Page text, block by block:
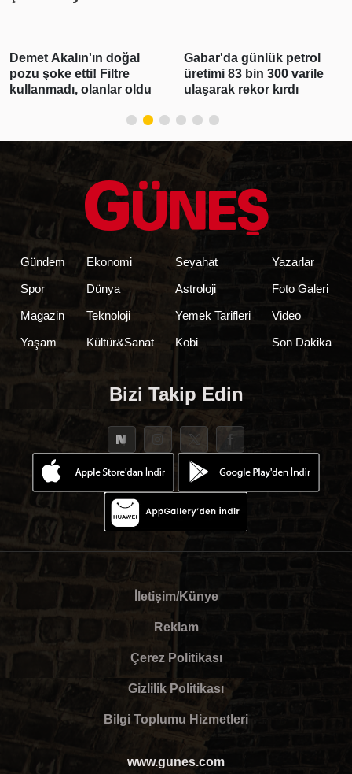
Demet Akalın'ın doğal
pozu şoke etti! Filtre
kullanmadı, olanlar oldu
Gabar'da günlük petrol
üretimi 83 bin 300 varile
ulaşarak rekor kırdı
Gündem
Spor
Magazin
Yaşam
Ekonomi
Dünya
Teknoloji
Kültür&Sanat
Seyahat
Astroloji
Yemek Tarifleri
Kobi
Yazarlar
Foto Galeri
Video
Son Dakika
Bizi Takip Edin
İletişim/Künye
Reklam
Çerez Politikası
Gizlilik Politikası
Bilgi Toplumu Hizmetleri
www.gunes.com